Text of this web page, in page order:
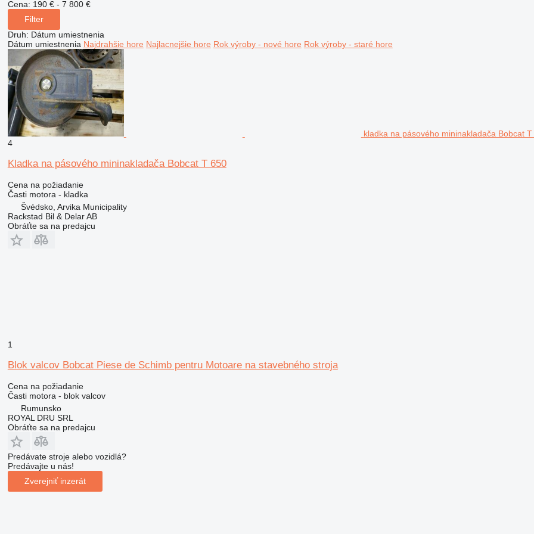
Cena: 190 € - 7 800 €
Filter
Druh: Dátum umiestnenia
Dátum umiestnenia Najdrahšie hore Najlacnejšie hore Rok výroby - nové hore Rok výroby - staré hore
kladka na pásového mininakladača Bobcat
4
Kladka na pásového mininakladača Bobcat T 650
Cena na požiadanie
Časti motora - kladka
Švédsko, Arvika Municipality
Rackstad Bil & Delar AB
Obráťte sa na predajcu
1
Blok valcov Bobcat Piese de Schimb pentru Motoare na stavebného stroja
Cena na požiadanie
Časti motora - blok valcov
Rumunsko
ROYAL DRU SRL
Obráťte sa na predajcu
Predávate stroje alebo vozidlá?
Predávajte u nás!
Zverejniť inzerát